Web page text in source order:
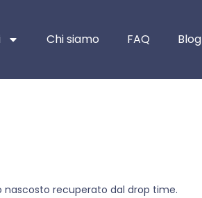
Chi siamo FAQ Blog
nascosto recuperato dal drop time.